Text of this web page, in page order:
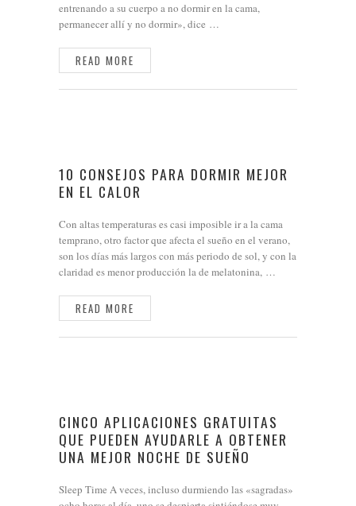
entrenando a su cuerpo a no dormir en la cama,
permanecer allí y no dormir», dice …
READ MORE
10 CONSEJOS PARA DORMIR MEJOR
EN EL CALOR
Con altas temperaturas es casi imposible ir a la cama
temprano, otro factor que afecta el sueño en el verano,
son los días más largos con más periodo de sol, y con la
claridad es menor producción la de melatonina, …
READ MORE
CINCO APLICACIONES GRATUITAS
QUE PUEDEN AYUDARLE A OBTENER
UNA MEJOR NOCHE DE SUEÑO
Sleep Time A veces, incluso durmiendo las «sagradas»